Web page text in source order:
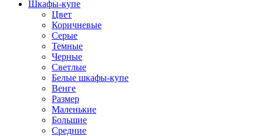
Шкафы-купе
Цвет
Коричневые
Серые
Темные
Черные
Светлые
Белые шкафы-купе
Венге
Размер
Маленькие
Большие
Средние